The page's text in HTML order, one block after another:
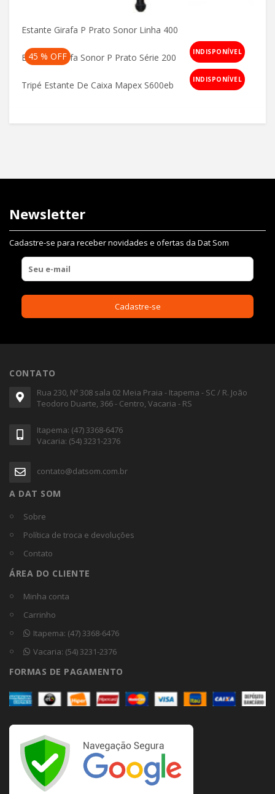
Estante Girafa P Prato Sonor Linha 400
Original
price
was:
Current
price
is:
INDISPONÍVEL
45 % OFF
Estante Girafa Sonor P Prato Série 200
price
price
INDISPONÍVEL
Tripé Estante De Caixa Mapex S600eb
Newsletter
Cadastre-se para receber novidades e ofertas da Dat Som
CONTATO
Rua 230, Nº 308 sala 02 Meia Praia - Itapema - SC / R. João
Teodoro Duarte, 366 - Centro, Vacaria - RS
Itapema: (47) 3368-6476
Vacaria: (54) 3231-2376
contato@datsom.com.br
A DAT SOM
Sobre
Política de troca e devoluções
Contato
ÁREA DO CLIENTE
Minha conta
Carrinho
Itapema: (47) 3368-6476
Vacaria: (54) 3231-2376
FORMAS DE PAGAMENTO